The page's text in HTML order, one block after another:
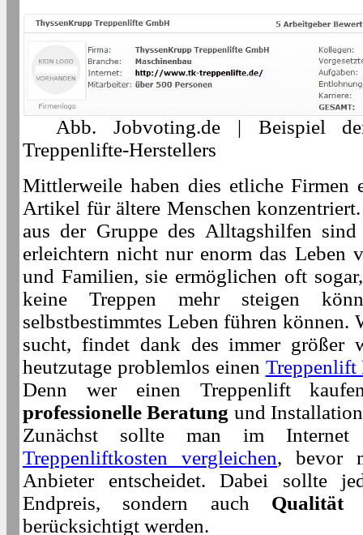
Abb. Jobvoting.de | Beispiel
Treppenlifte-Herstellers
Mittlerweile haben dies etliche Firmen
Artikel für ältere Menschen
aus der Gruppe des Alltagshilfen
erleichtern nicht nur enorm das Leben
und Familien, sie ermöglichen oft
keine Treppen mehr steigen
selbstbestimmtes Leben führen können.
sucht, findet dank des immer größer
heutzutage problemlos einen Treppenlift
Denn wer einen Treppenlift
professionelle Beratung und
Zunächst sollte man im
Treppenliftkosten vergleichen, bevor
Anbieter entscheidet. Dabei sollte
Endpreis, sondern auch Qualität
berücksichtigt werden.